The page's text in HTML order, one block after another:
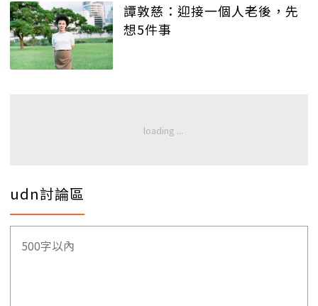
譚敦慈：迎接一個人老後，先
想5件事
udn討論區